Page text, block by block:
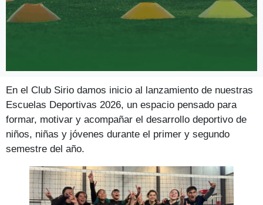
En el Club Sirio damos inicio al lanzamiento de nuestras
Escuelas Deportivas 2026, un espacio pensado para
formar, motivar y acompañar el desarrollo deportivo de
niños, niñas y jóvenes durante el primer y segundo
semestre del año.